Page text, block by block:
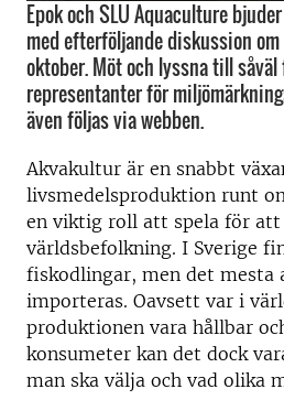
Epok och SLU Aquaculture
med efterföljande diskussion
oktober. Möt och lyssna till såväl
representanter för
även följas via webben.
Akvakultur är en snabbt
livsmedelsproduktion runt
en viktig roll att spela för att
världsbefolkning. I Sverige
fiskodlingar, men det mesta
importeras. Oavsett var i
produktionen vara hållbar
konsumeter kan det dock
man ska välja och vad olika